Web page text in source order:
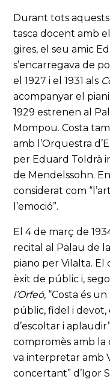
Durant tots
tasca docent amb
gires, el seu amic
s’encarregava de
el 1927 i el 1931 als
acompanyar el
1929 estrenen al
Mompou. Costa
amb l’Orquestra
per Eduard Toldrà
de Mendelssohn.
considerat com
l’emoció”.
El 4 de març de
recital al Palau de
piano per Vilalta.
èxit de públic i,
l’Orfeó, “Costa és
públic, fidel i devot,
d’escoltar i
compromès amb la
va interpretar amb
concertant” d’Igor